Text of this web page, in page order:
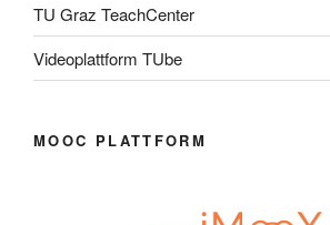
TU Graz TeachCenter
Videoplattform TUbe
MOOC PLATTFORM